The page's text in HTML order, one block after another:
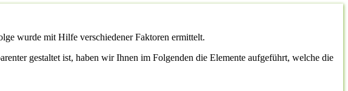
wurde mit Hilfe verschiedener Faktoren ermittelt.
gestaltet ist, haben wir Ihnen im Folgenden die Elemente aufgeführt, welche die